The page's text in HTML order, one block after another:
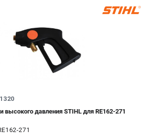
высокого давления STIHL для RE162-271
271